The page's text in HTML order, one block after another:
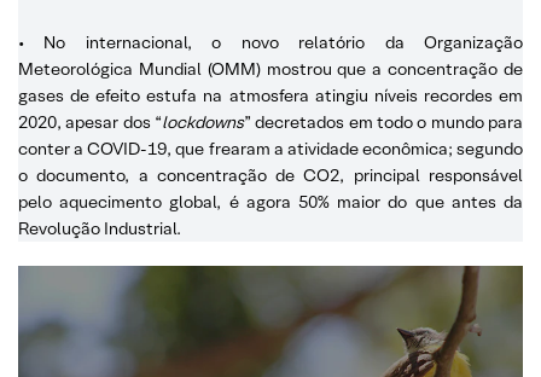
• No internacional, o novo relatório da Organização
Meteorológica Mundial (OMM) mostrou que a concentração de
gases de efeito estufa na atmosfera atingiu níveis recordes em
2020, apesar dos “lockdowns” decretados em todo o mundo para
conter a COVID-19, que frearam a atividade econômica; segundo
o documento, a concentração de CO2, principal responsável
pelo aquecimento global, é agora 50% maior do que antes da
Revolução Industrial.